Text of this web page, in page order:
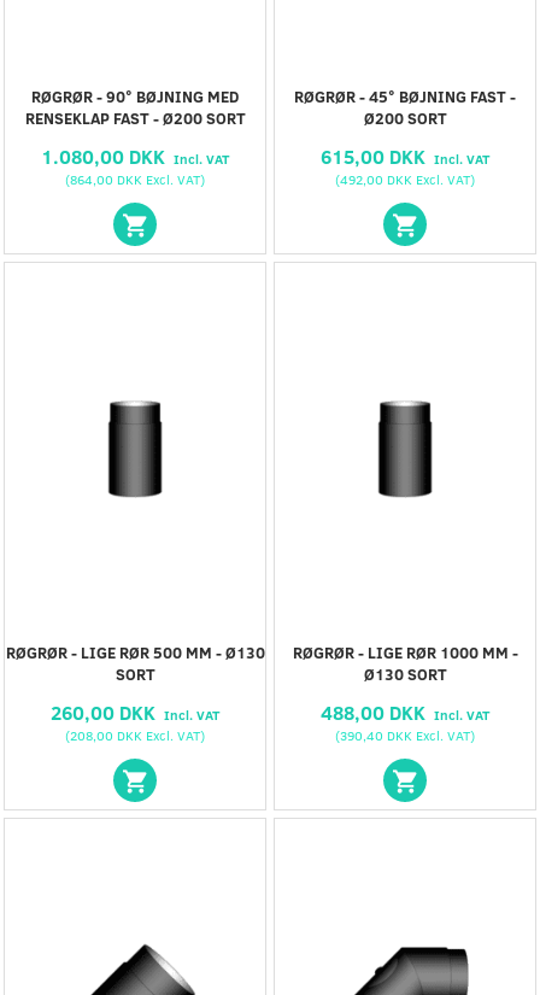
RØGRØR - 90° BØJNING MED
RENSEKLAP FAST - Ø200 SORT
1.080,00 DKK Incl. VAT
(864,00 DKK Excl. VAT)
RØGRØR - 45° BØJNING FAST -
Ø200 SORT
615,00 DKK Incl. VAT
(492,00 DKK Excl. VAT)
RØGRØR - LIGE RØR 500 MM - Ø130
SORT
260,00 DKK Incl. VAT
(208,00 DKK Excl. VAT)
RØGRØR - LIGE RØR 1000 MM -
Ø130 SORT
488,00 DKK Incl. VAT
(390,40 DKK Excl. VAT)